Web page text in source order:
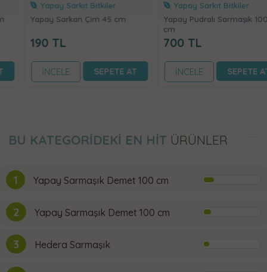
Yapay Sarkıt Bitkiler
Yapay Sarkan Çim 45 cm
TL
SEPETE AT
İNCELE
Yapay Sarkıt Bitkiler
Yapay Pudralı Sarmaşık 100
700 TL
SEPETE AT
İNCELE
BU KATEGORİDEKİ EN HİT ÜRÜNLER
1 Yapay Sarmaşık Demet 100 cm
2 Yapay Sarmaşık Demet 100 cm
3 Hedera Sarmaşık